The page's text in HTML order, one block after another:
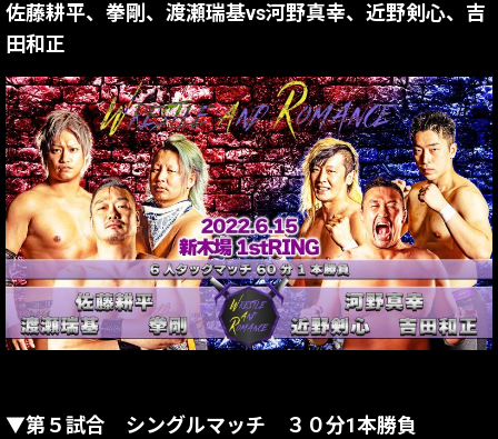
佐藤耕平、拳剛、渡瀬瑞基vs河野真幸、近野剣心、吉
田和正
▼第５試合 シングルマッチ ３０分1本勝負